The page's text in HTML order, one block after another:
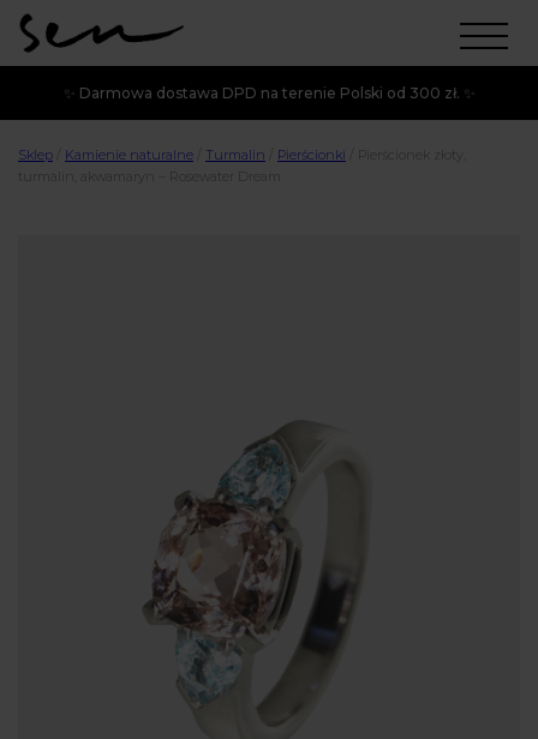
✨ Darmowa dostawa DPD na terenie Polski od 300 zł. ✨
Sklep Kamienie naturalne Turmalin Pierścionki
Pierścionek złoty,
turmalin, akwamaryn – Rosewater Dream